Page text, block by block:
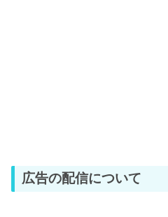
広告の配信について